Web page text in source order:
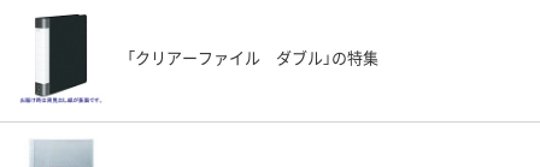
「クリアーファイル ダブル」の特集